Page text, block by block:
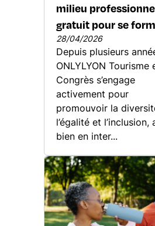
milieu
gratuit pour se
28/04/2026
Depuis plusieurs
ONLYLYON Tourisme
Congrès s’engage
activement pour
promouvoir la
l’égalité et l’inclusion,
bien en inter...